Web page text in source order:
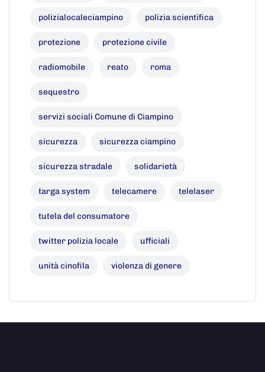
polizialocaleciampino polizia scientifica
protezione protezione civile
radiomobile reato roma
sequestro
servizi sociali Comune di Ciampino
sicurezza sicurezza ciampino
sicurezza stradale solidarietà
targa system telecamere telelaser
tutela del consumatore
twitter polizia locale ufficiali
unità cinofila violenza di genere